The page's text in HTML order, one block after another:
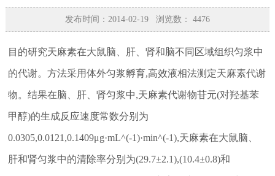
发布时间：2014-02-19 浏览数： 4476
目的研究天麻素在大鼠脑、肝、肾和脑不同区域组织匀浆中
的代谢。方法采用体外匀浆孵育,高效液相法测定天麻素代谢
物。结果在脑、肝、肾匀浆中,天麻素代谢物苷元(对羟基苯
甲醇)的生成反应速度常数分别为
0.0305,0.0121,0.1409μg·mL^(-1)·min^(-1),天麻素在大鼠脑、
肝和肾匀浆中的清除率分别为(29.7±2.1),(10.4±0.8)和